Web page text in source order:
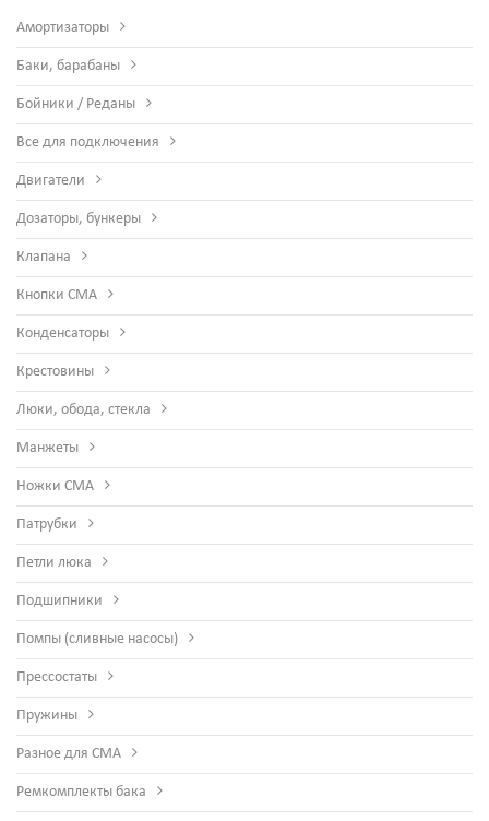
Амортизаторы
Баки, барабаны
Бойники / Реданы
Все для подключения
Двигатели
Дозаторы, бункеры
Клапана
Кнопки СМА
Конденсаторы
Крестовины
Люки, обода, стекла
Манжеты
Ножки СМА
Патрубки
Петли люка
Подшипники
Помпы (сливные насосы)
Прессостаты
Пружины
Разное для СМА
Ремкомплекты бака